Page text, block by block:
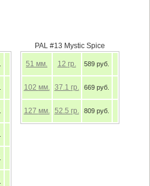
PAL #13 Mystic Spice
51 мм. 12 гр. 589 руб.
102 мм. 37.1 гр. 669 руб.
127 мм. 52.5 гр. 809 руб.